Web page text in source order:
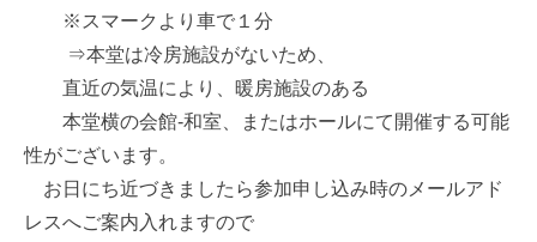
※スマークより車で１分
⇒本堂は冷房施設がないため、
直近の気温により、暖房施設のある
本堂横の会館-和室、またはホールにて開催する可能
性がございます。
お日にち近づきましたら参加申し込み時のメールアド
レスへご案内入れますので